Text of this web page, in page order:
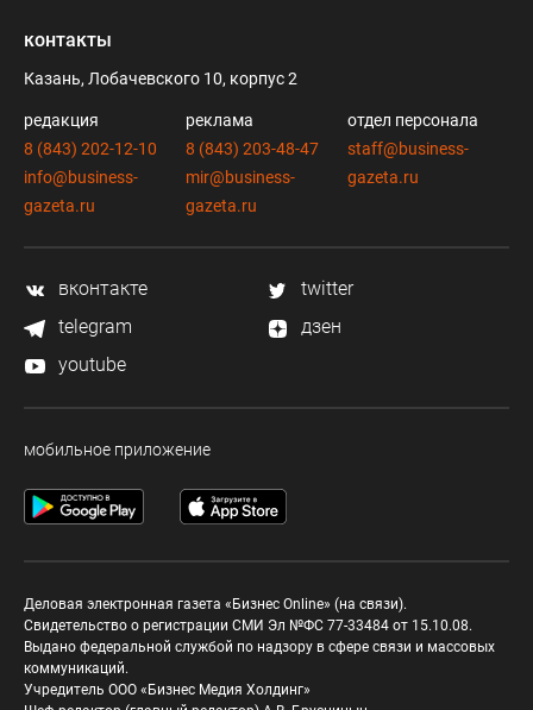
контакты
Казань, Лобачевского 10, корпус 2
редакция
8 (843) 202-12-10
info@business-
gazeta.ru
реклама
8 (843) 203-48-47
mir@business-
gazeta.ru
отдел персонала
staff@business-
gazeta.ru
вконтакте
twitter
telegram
дзен
youtube
мобильное приложение
Деловая электронная газета «Бизнес Online» (на связи).
Свидетельство о регистрации СМИ Эл №ФС 77-33484 от 15.10.08.
Выдано федеральной службой по надзору в сфере связи и массовых
коммуникаций.
Учредитель ООО «Бизнес Медия Холдинг»